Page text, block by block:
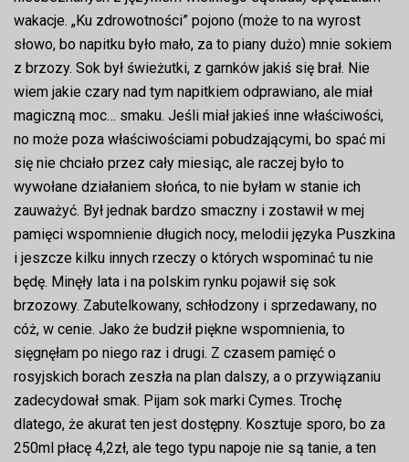
wakacje. „Ku zdrowotności” pojono (może to na wyrost
słowo, bo napitku było mało, za to piany dużo) mnie sokiem
z brzozy. Sok był świeżutki, z garnków jakiś się brał. Nie
wiem jakie czary nad tym napitkiem odprawiano, ale miał
magiczną moc… smaku. Jeśli miał jakieś inne właściwości,
no może poza właściwościami pobudzającymi, bo spać mi
się nie chciało przez cały miesiąc, ale raczej było to
wywołane działaniem słońca, to nie byłam w stanie ich
zauważyć. Był jednak bardzo smaczny i zostawił w mej
pamięci wspomnienie długich nocy, melodii języka Puszkina
i jeszcze kilku innych rzeczy o których wspominać tu nie
będę. Minęły lata i na polskim rynku pojawił się sok
brzozowy. Zabutelkowany, schłodzony i sprzedawany, no
cóż, w cenie. Jako że budził piękne wspomnienia, to
sięgnęłam po niego raz i drugi. Z czasem pamięć o
rosyjskich borach zeszła na plan dalszy, a o przywiązaniu
zadecydował smak. Pijam sok marki Cymes. Trochę
dlatego, że akurat ten jest dostępny. Kosztuje sporo, bo za
250ml płacę 4,2zł, ale tego typu napoje nie są tanie, a ten